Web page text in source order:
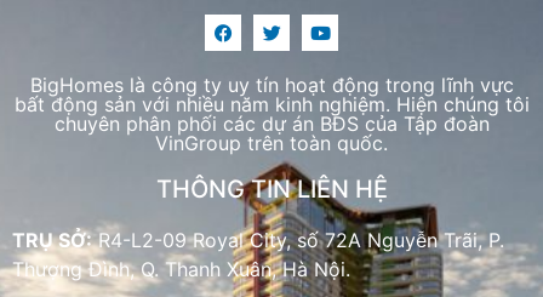
BigHomes là công ty uy tín hoạt động trong lĩnh vực
bất động sản với nhiều năm kinh nghiệm. Hiện chúng tôi
chuyên phân phối các dự án BĐS của Tập đoàn
VinGroup trên toàn quốc.
THÔNG TIN LIÊN HỆ
TRỤ SỞ:R4-L2-09 Royal City, số 72A Nguyễn Trãi, P.
Thượng Đình, Q. Thanh Xuân, Hà Nội.